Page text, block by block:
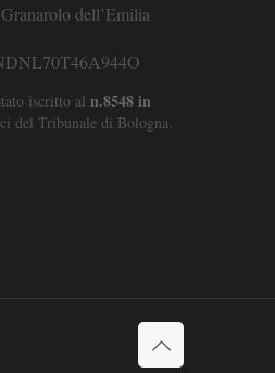
dell’Emilia
iscritto al n.8548 in
del Tribunale di Bologna.